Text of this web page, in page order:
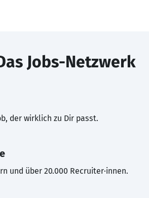
Jobs-Netzwerk
der wirklich zu Dir passt.
und über 20.000 Recruiter·innen.